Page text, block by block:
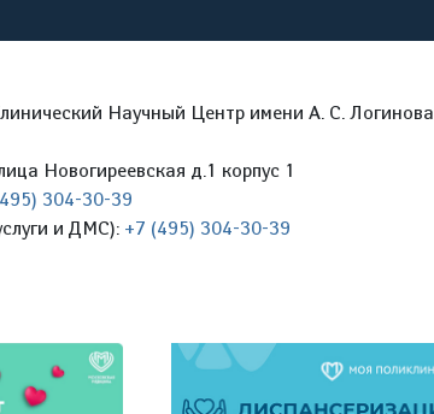
Научный Центр имени А. С. Логинова
Новогиреевская д.1 корпус 1
304-30-39
и ДМС): +7 (495) 304-30-39